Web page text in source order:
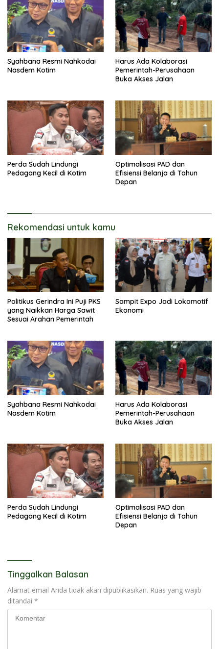
Syahbana Resmi Nahkodai
Nasdem Kotim
Harus Ada Kolaborasi
Pemerintah-Perusahaan
Buka Akses Jalan
Perda Sudah Lindungi
Pedagang Kecil di Kotim
Optimalisasi PAD dan
Efisiensi Belanja di Tahun
Depan
Rekomendasi untuk kamu
Politikus Gerindra Ini Puji PKS
yang Naikkan Harga Sawit
Sesuai Arahan Pemerintah
Sampit Expo Jadi Lokomotif
Ekonomi
Syahbana Resmi Nahkodai
Nasdem Kotim
Harus Ada Kolaborasi
Pemerintah-Perusahaan
Buka Akses Jalan
Perda Sudah Lindungi
Pedagang Kecil di Kotim
Optimalisasi PAD dan
Efisiensi Belanja di Tahun
Depan
Tinggalkan Balasan
Alamat email Anda tidak akan dipublikasikan. Ruas yang wajib
ditandai *